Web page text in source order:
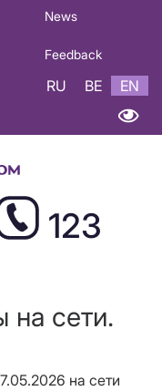
News
Feedback
RU BE EN
123
на сети.
на сети